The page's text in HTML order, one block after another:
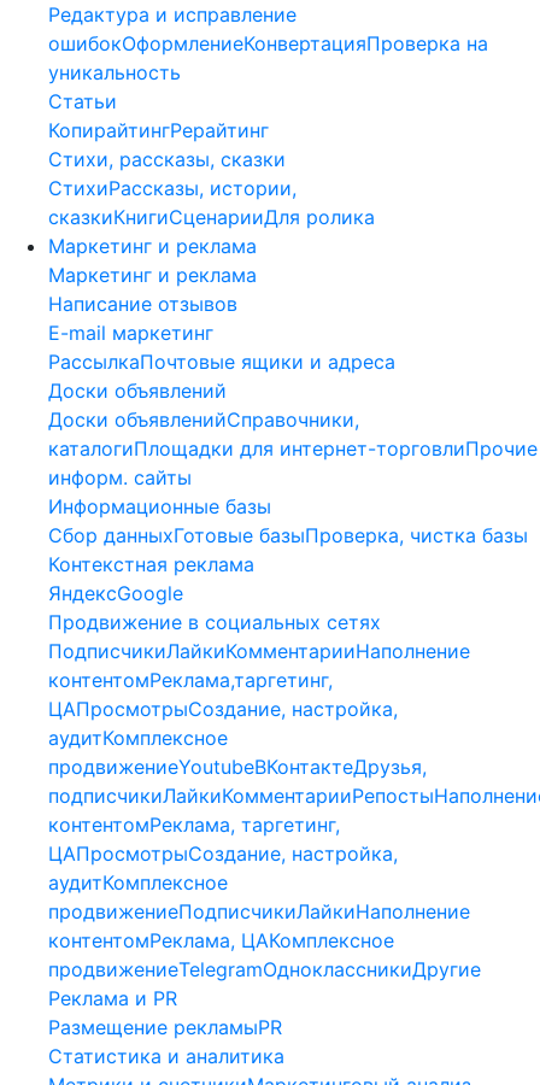
Редактура и исправление
ошибокОформлениеКонвертацияПроверка на
уникальность
Статьи
КопирайтингРерайтинг
Стихи, рассказы, сказки
СтихиРассказы, истории,
сказкиКнигиСценарииДля ролика
Маркетинг и реклама
Маркетинг и реклама
Написание отзывов
E-mail маркетинг
РассылкаПочтовые ящики и адреса
Доски объявлений
Доски объявленийСправочники,
каталогиПлощадки для интернет-торговлиПрочие
информ. сайты
Информационные базы
Сбор данныхГотовые базыПроверка, чистка базы
Контекстная реклама
ЯндексGoogle
Продвижение в социальных сетях
ПодписчикиЛайкиКомментарииНаполнение
контентомРеклама,таргетинг,
ЦАПросмотрыСоздание, настройка,
аудитКомплексное
продвижениеYoutubeВКонтактеДрузья,
подписчикиЛайкиКомментарииРепосты
контентомРеклама, таргетинг,
ЦАПросмотрыСоздание, настройка,
аудитКомплексное
продвижениеПодписчикиЛайкиНаполнение
контентомРеклама, ЦАКомплексное
продвижениеTelegramОдноклассникиДругие
Реклама и PR
Размещение рекламыPR
Статистика и аналитика